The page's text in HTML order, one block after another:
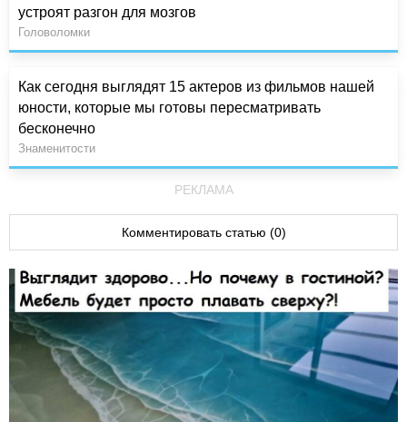
устроят разгон для мозгов
Головоломки
Как сегодня выглядят 15 актеров из фильмов нашей
юности, которые мы готовы пересматривать
бесконечно
Знаменитости
РЕКЛАМА
Комментировать статью (0)